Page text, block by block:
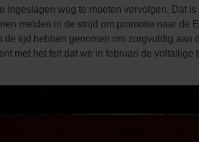
ingeslagen weg te moeten vervolgen. Dat
melden in de strijd om promotie naar de
tijd hebben genomen om zorgvuldig aan
met het feit dat we in februari de